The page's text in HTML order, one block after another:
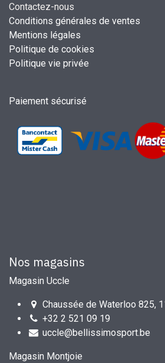
Contactez-nous
Conditions générales de ventes
Mentions légales
Politique de cookies
Politique vie privée
Paiement sécurisé
Nos magasins
Magasin Uccle
Chaussée de Waterloo 825,
+32 2 521 09 19
uccle@bellissimosport.be
Magasin Montjoie